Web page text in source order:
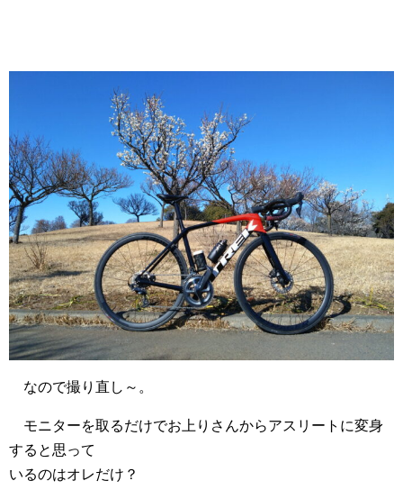
なので撮り直し～。
モニターを取るだけでお上りさんからアスリートに変身
すると思って
いるのはオレだけ？